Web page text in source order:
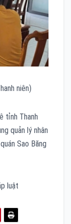
niên)
tỉnh Thanh
quản lý nhân
Sao Băng
luật